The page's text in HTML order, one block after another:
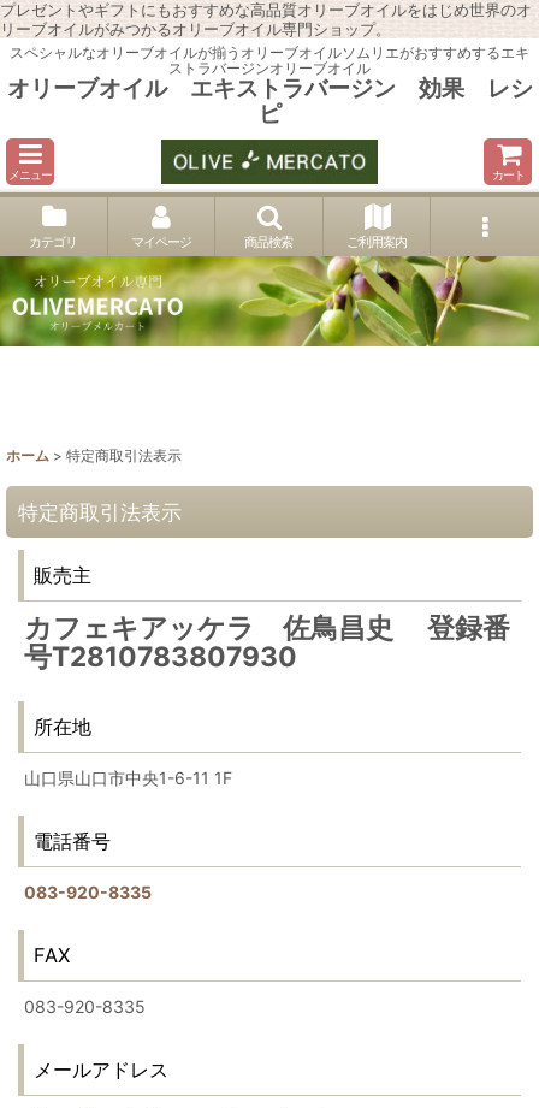
プレゼントやギフトにもおすすめな高品質オリーブオイルをはじめ世界のオ
リーブオイルがみつかるオリーブオイル専門ショップ。
スペシャルなオリーブオイルが揃うオリーブオイルソムリエがおすすめするエキ
ストラバージンオリーブオイル
オリーブオイル エキストラバージン 効果 レシ
ピ
メニュー カート
カテゴリ マイページ 商品検索 ご利用案内
ホーム > 特定商取引法表示
特定商取引法表示
販売主
カフェキアッケラ 佐鳥昌史 登録番
号T2810783807930
所在地
山口県山口市中央1-6-11 1F
電話番号
083-920-8335
FAX
083-920-8335
メールアドレス